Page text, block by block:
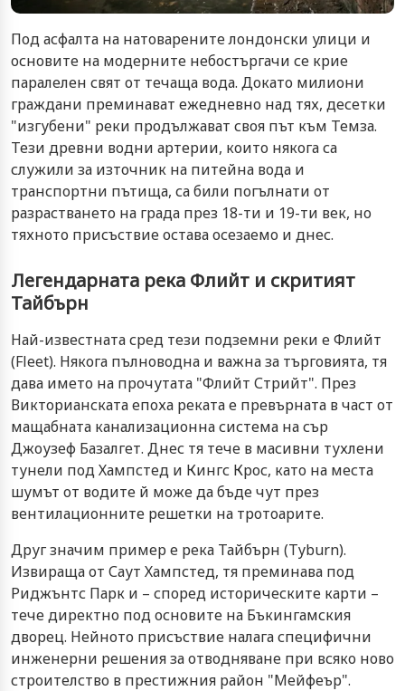
Под асфалта на натоварените лондонски улици и
основите на модерните небостъргачи се крие
паралелен свят от течаща вода. Докато милиони
граждани преминават ежедневно над тях, десетки
"изгубени" реки продължават своя път към Темза.
Тези древни водни артерии, които някога са
служили за източник на питейна вода и
транспортни пътища, са били погълнати от
разрастването на града през 18-ти и 19-ти век, но
тяхното присъствие остава осезаемо и днес.
Легендарната река Флийт и скритият
Тайбърн
Най-известната сред тези подземни реки е Флийт
(Fleet). Някога пълноводна и важна за търговията, тя
дава името на прочутата "Флийт Стрийт". През
Викторианската епоха реката е превърната в част от
мащабната канализационна система на сър
Джоузеф Базалгет. Днес тя тече в масивни тухлени
тунели под Хампстед и Кингс Крос, като на места
шумът от водите й може да бъде чут през
вентилационните решетки на тротоарите.
Друг значим пример е река Тайбърн (Tyburn).
Извираща от Саут Хампстед, тя преминава под
Риджънтс Парк и – според историческите карти –
тече директно под основите на Бъкингамския
дворец. Нейното присъствие налага специфични
инженерни решения за отводняване при всяко ново
строителство в престижния район "Мейфеър".